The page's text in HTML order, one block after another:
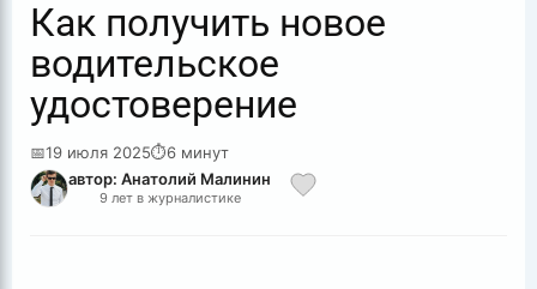
Как получить новое
водительское
удостоверение
📅19 июля 2025⏱6 минут
автор: Анатолий Малинин
9 лет в журналистике